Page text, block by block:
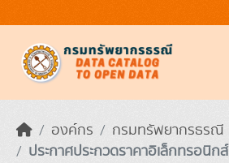
องค์กร
กรมทรัพยากรธรณี
ประกาศประกวดราคาอิเล็กทรอนิกส์